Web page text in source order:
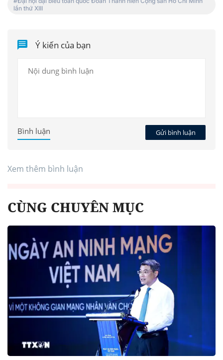
lần thứ XIII
Ý kiến của bạn
Gửi bình luận
Bình luận
Xem thêm bình luận
CÙNG CHUYÊN MỤC